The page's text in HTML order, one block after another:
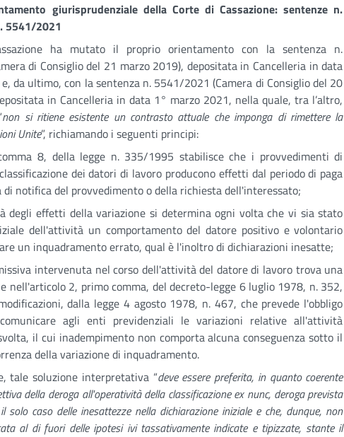
giurisprudenziale della Corte di Cassazione: sentenze n.
5541/2021
ha mutato il proprio orientamento con la sentenza n.
di Consiglio del 21 marzo 2019), depositata in Cancelleria in data
da ultimo, con la sentenza n. 5541/2021 (Camera di Consiglio del 20
in Cancelleria in data 1° marzo 2021, nella quale, tra l’altro,
non si ritiene esistente un contrasto attuale che imponga di rimettere la
Unite”, richiamando i seguenti principi:
8, della legge n. 335/1995 stabilisce che i provvedimenti di
dei datori di lavoro producono effetti dal periodo di paga
di notifica del provvedimento o della richiesta dell'interessato;
effetti della variazione si determina ogni volta che vi sia stato
dell'attività un comportamento del datore positivo e volontario
un inquadramento errato, qual è l'inoltro di dichiarazioni inesatte;
intervenuta nel corso dell'attività del datore di lavoro trova una
nell'articolo 2, primo comma, del decreto-legge 6 luglio 1978, n. 352,
dalla legge 4 agosto 1978, n. 467, che prevede l'obbligo
agli enti previdenziali le variazioni relative all'attività
il cui inadempimento non comporta alcuna conseguenza sotto il
della variazione di inquadramento.
tale soluzione interpretativa “deve essere preferita, in quanto coerente
della deroga all'operatività della classificazione ex nunc, deroga prevista
solo caso delle inesattezze nella dichiarazione iniziale e che, dunque, non
al di fuori delle ipotesi ivi tassativamente indicate e tipizzate, stante il